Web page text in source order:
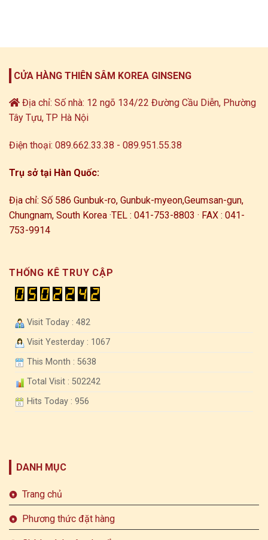
CỬA HÀNG THIÊN SÂM KOREA GINSENG
Địa chỉ: Số nhà: 12 ngõ 134/22 Đường Cầu Diễn, Phường
Tây Tựu, TP Hà Nội
Điện thoại: 089.662.33.38 - 089.951.55.38
Trụ sở tại Hàn Quốc:
Địa chỉ: Số 586 Gunbuk-ro, Gunbuk-myeon,Geumsan-gun,
Chungnam, South Korea ·TEL : 041-753-8803 · FAX : 041-
753-9914
THỐNG KÊ TRUY CẬP
Visit Today : 482
Visit Yesterday : 1067
This Month : 5638
Total Visit : 502242
Hits Today : 956
DANH MỤC
Trang chủ
Phương thức đặt hàng